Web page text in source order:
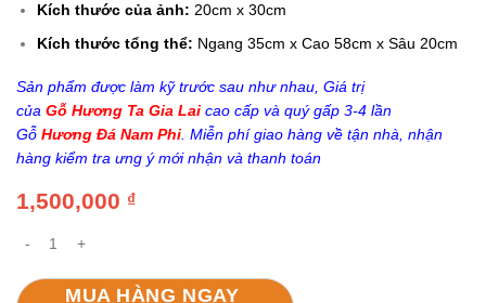
Kích thước của ảnh: 20cm x 30cm
Kích thước tổng thể: Ngang 35cm x Cao 58cm x Sâu 20cm
Sản phẩm được làm kỹ trước sau như nhau, Giá trị
của Gỗ Hương Ta Gia Lai cao cấp và quý gấp 3-4 lần
Gỗ Hương Đá Nam Phi . Miễn phí giao hàng về tận nhà, nhận
hàng kiểm tra ưng ý mới nhận và thanh toán
1,500,000 ₫
Khung Ảnh Thờ Cao Cấp Gỗ Hương Ta Gia Lai 20cmx30cm số lượng
MUA HÀNG NGAY